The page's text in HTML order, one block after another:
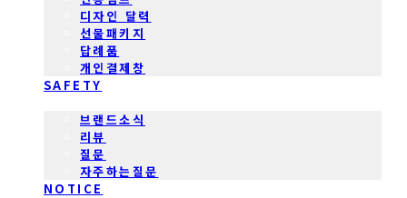
디자인 달력
선물패키지
답례품
개인결제창
SAFETY
브랜드소식
리뷰
질문
자주하는질문
NOTICE